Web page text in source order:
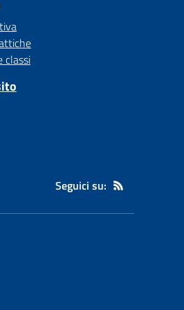
classi
Seguici su: